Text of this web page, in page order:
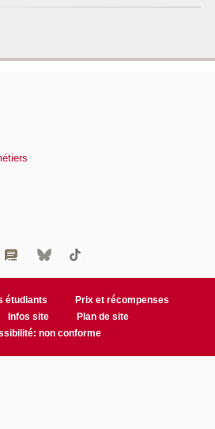
étudiants
Prix et récompenses
Infos site
Plan de site
non conforme